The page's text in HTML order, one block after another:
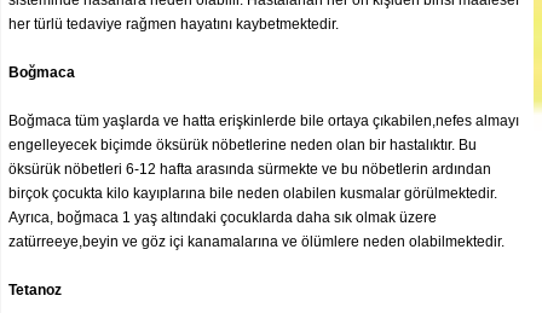
her türlü tedaviye rağmen hayatını kaybetmektedir.
Boğmaca
Boğmaca tüm yaşlarda ve hatta erişkinlerde bile ortaya çıkabilen,nefes almayı
engelleyecek biçimde öksürük nöbetlerine neden olan bir hastalıktır. Bu
öksürük nöbetleri 6-12 hafta arasında sürmekte ve bu nöbetlerin ardından
birçok çocukta kilo kayıplarına bile neden olabilen kusmalar görülmektedir.
Ayrıca, boğmaca 1 yaş altındaki çocuklarda daha sık olmak üzere
zatürreeye,beyin ve göz içi kanamalarına ve ölümlere neden olabilmektedir.
Tetanoz